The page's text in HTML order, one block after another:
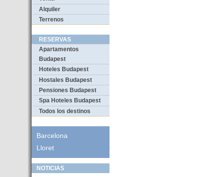
Alquiler
Terrenos
RESERVAS
Apartamentos
Budapest
Hoteles Budapest
Hostales Budapest
Pensiones Budapest
Spa Hoteles Budapest
Todos los destinos
Barcelona
Lloret
NOTICIAS